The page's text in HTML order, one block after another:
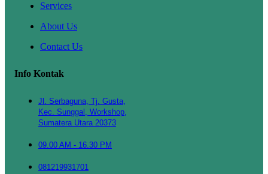
Services
About Us
Contact Us
Info Kontak
Jl. Serbaguna, Tj. Gusta,
Kec. Sunggal, Workshop,
Sumatera Utara 20373
09.00 AM - 16.30 PM
081219931701